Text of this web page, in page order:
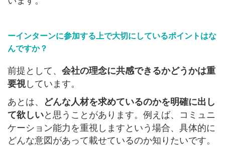
ーインターンに参加する上で大切にしているポイントはな
んですか？
前提として、 会社の理念に共感できるかどうかは重
要視しています。
あとは、
どんな人材を求めているのかを明確に出し
て欲しいと思うことがあります。例えば、コミュニ
ケーション能力を重視しますという場合、具体的に
どんな意図があって載せているのか知りたいです。